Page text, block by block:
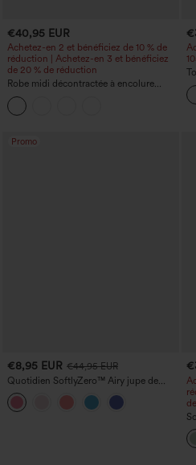
€40,95 EUR
Achetez-en 2 et bénéficiez de 10 % de
réduction | Achetez-en 3 et bénéficiez
de 20 % de réduction
Robe midi décontractée à encolure
ronde, sans manches, avec soutien-
gorge intégré et ourlet à volants
Promo
€8,95 EUR €44,95 EUR
Quotidien SoftlyZero™ Airy jupe de
tennis mini croisée 2-en-1 avec poche
latérale InstantCool - Lucid